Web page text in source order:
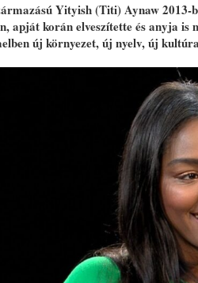
Yityish (Titi) Aynaw
apját korán elveszítette és anyja is
új környezet, új nyelv, új